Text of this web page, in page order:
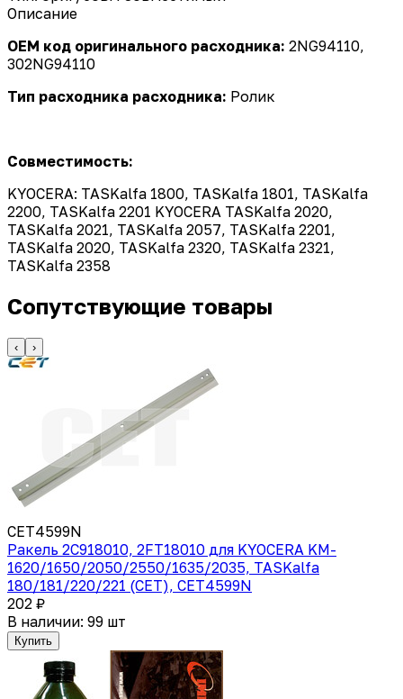
Описание
OEM код оригинального расходника: 2NG94110,
302NG94110
Тип расходника расходника: Ролик
Совместимость:
KYOCERA: TASKalfa 1800, TASKalfa 1801, TASKalfa
2200, TASKalfa 2201 KYOCERA TASKalfa 2020,
TASKalfa 2021, TASKalfa 2057, TASKalfa 2201,
TASKalfa 2020, TASKalfa 2320, TASKalfa 2321,
TASKalfa 2358
Сопутствующие товары
‹ ›
CET4599N
Ракель 2C918010, 2FT18010 для KYOCERA KM-
1620/1650/2050/2550/1635/2035, TASKalfa
180/181/220/221 (CET), CET4599N
202 ₽
В наличии: 99 шт
Купить